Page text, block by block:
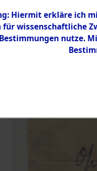
Hiermit erkläre ich
für wissenschaftliche
nutze.